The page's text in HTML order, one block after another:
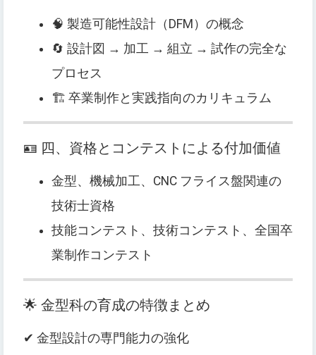
🧠 製造可能性設計（DFM）の概念
🔄 設計図 → 加工 → 組立 → 試作の完全な
プロセス
🏗 卒業制作と実践指向のカリキュラム
🪪 四、資格とコンテストによる付加価値
金型、機械加工、CNC フライス盤関連の
技術士資格
技能コンテスト、技術コンテスト、全国卒
業制作コンテスト
🌟 金型科の育成の特徴まとめ
✔ 金型設計の専門能力の強化